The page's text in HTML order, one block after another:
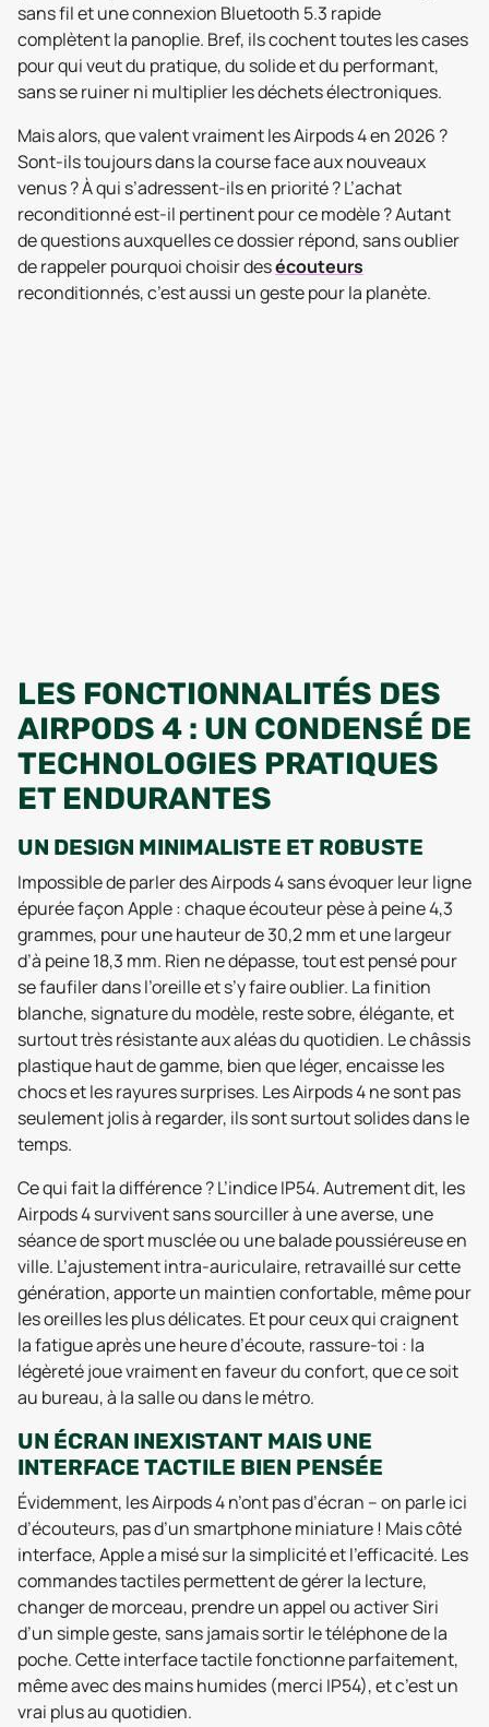
sans fil et une connexion Bluetooth 5.3 rapide
complètent la panoplie. Bref, ils cochent toutes les cases
pour qui veut du pratique, du solide et du performant,
sans se ruiner ni multiplier les déchets électroniques.
Mais alors, que valent vraiment les Airpods 4 en 2026 ?
Sont-ils toujours dans la course face aux nouveaux
venus ? À qui s’adressent-ils en priorité ? L’achat
reconditionné est-il pertinent pour ce modèle ? Autant
de questions auxquelles ce dossier répond, sans oublier
de rappeler pourquoi choisir desécouteurs
reconditionnés, c’est aussi un geste pour la planète.
LES FONCTIONNALITÉS DES
AIRPODS 4 : UN CONDENSÉ DE
TECHNOLOGIES PRATIQUES
ET ENDURANTES
UN DESIGN MINIMALISTE ET ROBUSTE
Impossible de parler des Airpods 4 sans évoquer leur ligne
épurée façon Apple : chaque écouteur pèse à peine 4,3
grammes, pour une hauteur de 30,2 mm et une largeur
d’à peine 18,3 mm. Rien ne dépasse, tout est pensé pour
se faufiler dans l’oreille et s’y faire oublier. La finition
blanche, signature du modèle, reste sobre, élégante, et
surtout très résistante aux aléas du quotidien. Le châssis
plastique haut de gamme, bien que léger, encaisse les
chocs et les rayures surprises. Les Airpods 4 ne sont pas
seulement jolis à regarder, ils sont surtout solides dans le
temps.
Ce qui fait la différence ? L’indice IP54. Autrement dit, les
Airpods 4 survivent sans sourciller à une averse, une
séance de sport musclée ou une balade poussiéreuse en
ville. L’ajustement intra-auriculaire, retravaillé sur cette
génération, apporte un maintien confortable, même pour
les oreilles les plus délicates. Et pour ceux qui craignent
la fatigue après une heure d’écoute, rassure-toi : la
légèreté joue vraiment en faveur du confort, que ce soit
au bureau, à la salle ou dans le métro.
UN ÉCRAN INEXISTANT MAIS UNE
INTERFACE TACTILE BIEN PENSÉE
Évidemment, les Airpods 4 n’ont pas d’écran – on parle ici
d’écouteurs, pas d’un smartphone miniature ! Mais côté
interface, Apple a misé sur la simplicité et l’efficacité. Les
commandes tactiles permettent de gérer la lecture,
changer de morceau, prendre un appel ou activer Siri
d’un simple geste, sans jamais sortir le téléphone de la
poche. Cette interface tactile fonctionne parfaitement,
même avec des mains humides (merci IP54), et c’est un
vrai plus au quotidien.